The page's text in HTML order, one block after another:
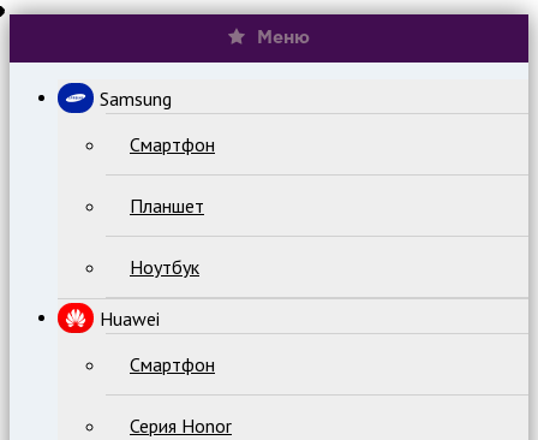
Меню
Samsung
Смартфон
Планшет
Ноутбук
Huawei
Смартфон
Серия Honor